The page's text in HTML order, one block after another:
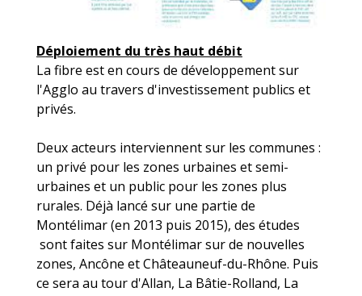
Déploiement du très haut débit
La fibre est en cours de développement sur
l'Agglo au travers d'investissement publics et
privés.
Deux acteurs interviennent sur les communes :
un privé pour les zones urbaines et semi-
urbaines et un public pour les zones plus
rurales. Déjà lancé sur une partie de
Montélimar (en 2013 puis 2015), des études
sont faites sur Montélimar sur de nouvelles
zones, Ancône et Châteauneuf-du-Rhône. Puis
ce sera au tour d'Allan, La Bâtie-Rolland, La